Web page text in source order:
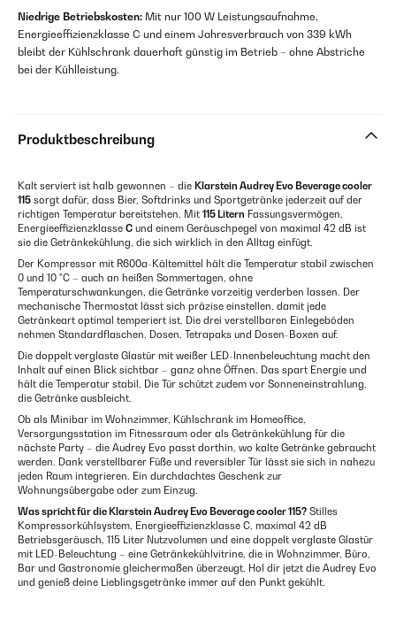
Niedrige Betriebskosten: Mit nur 100 W Leistungsaufnahme,
Energieeffizienzklasse C und einem Jahresverbrauch von 339 kWh
bleibt der Kühlschrank dauerhaft günstig im Betrieb – ohne Abstriche
bei der Kühlleistung.
Produktbeschreibung
Kalt serviert ist halb gewonnen – die Klarstein Audrey Evo Beverage cooler
115 sorgt dafür, dass Bier, Softdrinks und Sportgetränke jederzeit auf der
richtigen Temperatur bereitstehen. Mit 115 Litern Fassungsvermögen,
Energieeffizienzklasse C und einem Geräuschpegel von maximal 42 dB ist
sie die Getränkekühlung, die sich wirklich in den Alltag einfügt.
Der Kompressor mit R600a-Kältemittel hält die Temperatur stabil zwischen
0 und 10 °C – auch an heißen Sommertagen, ohne
Temperaturschwankungen, die Getränke vorzeitig verderben lassen. Der
mechanische Thermostat lässt sich präzise einstellen, damit jede
Getränkeart optimal temperiert ist. Die drei verstellbaren Einlegeböden
nehmen Standardflaschen, Dosen, Tetrapaks und Dosen-Boxen auf.
Die doppelt verglaste Glastür mit weißer LED-Innenbeleuchtung macht den
Inhalt auf einen Blick sichtbar – ganz ohne Öffnen. Das spart Energie und
hält die Temperatur stabil. Die Tür schützt zudem vor Sonneneinstrahlung,
die Getränke ausbleicht.
Ob als Minibar im Wohnzimmer, Kühlschrank im Homeoffice,
Versorgungsstation im Fitnessraum oder als Getränkekühlung für die
nächste Party – die Audrey Evo passt dorthin, wo kalte Getränke gebraucht
werden. Dank verstellbarer Füße und reversibler Tür lässt sie sich in nahezu
jeden Raum integrieren. Ein durchdachtes Geschenk zur
Wohnungsübergabe oder zum Einzug.
Was spricht für die Klarstein Audrey Evo Beverage cooler 115? Stilles
Kompressorkühlsystem, Energieeffizienzklasse C, maximal 42 dB
Betriebsgeräusch, 115 Liter Nutzvolumen und eine doppelt verglaste Glastür
mit LED-Beleuchtung – eine Getränkekühlvitrine, die in Wohnzimmer, Büro,
Bar und Gastronomie gleichermaßen überzeugt. Hol dir jetzt die Audrey Evo
und genieß deine Lieblingsgetränke immer auf den Punkt gekühlt.